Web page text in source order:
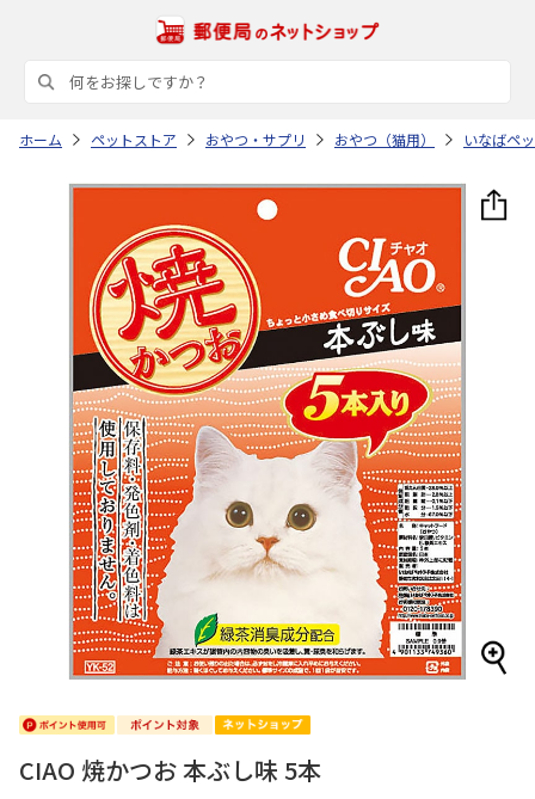
ホーム ペットストア おやつ・サプリ おやつ（猫用） いなばペ
CIAO 焼かつお 本ぶし味 5本